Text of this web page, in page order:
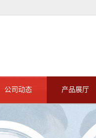
公司动态 产品展厅